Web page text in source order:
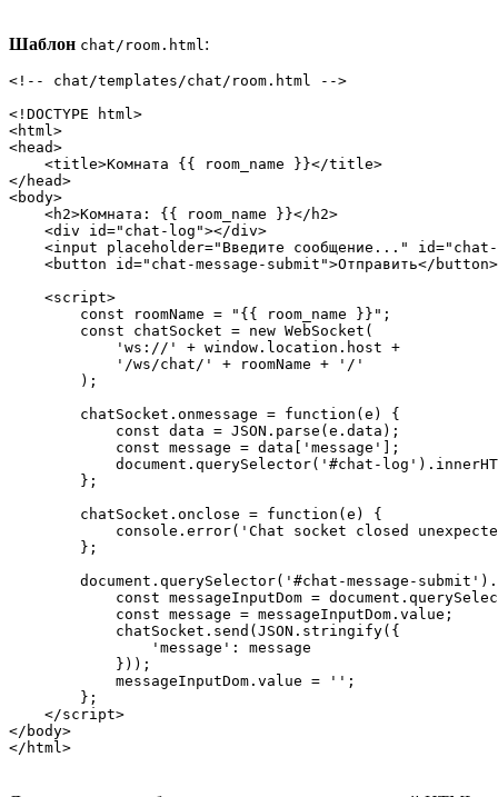
Шаблон chat/room.html:
<!-- chat/templates/chat/room.html -->
<!DOCTYPE html>
<html>
<head>
    <title>Комната {{ room_name }}</title>
</head>
<body>
    <h2>Комната: {{ room_name }}</h2>
    <div id="chat-log"></div>
<input placeholder="Введите сообщение..."
    <button id="chat-message-submit">Отправить</button>
    <script>
        const roomName = "{{ room_name }}";
        const chatSocket = new WebSocket(
            'ws://' + window.location.host +
            '/ws/chat/' + roomName + '/'
        );
        chatSocket.onmessage = function(e) {
            const data = JSON.parse(e.data);
            const message = data['message'];
document.querySelector('#chat-
        };
        chatSocket.onclose = function(e) {
console.error('Chat socket closed
        };
document.querySelector('#chat-message-
const messageInputDom =
            const message = messageInputDom.value;
            chatSocket.send(JSON.stringify({
                'message': message
            }));
            messageInputDom.value = '';
        };
    </script>
</body>
</html>